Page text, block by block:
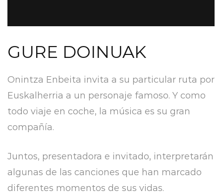
GURE DOINUAK
Onintza Enbeita invita a su particular ruta por
Euskalherria a un personaje famoso. Y como
todo viaje en coche, la música es su gran
compañía.
Juntos, presentadora e invitado, interpretarán
algunas de las canciones que han marcado
diferentes momentos de sus vidas.